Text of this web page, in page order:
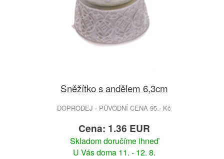
Sněžítko s andělem 6,3cm
DOPRODEJ - PŮVODNÍ CENA 95.- Kč
Cena: 1.36 EUR
Skladom doručíme ihneď
U Vás doma 11. - 12. 8.